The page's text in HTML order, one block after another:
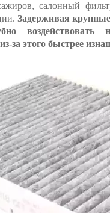
салонный
Задерживая
за этого быстрее